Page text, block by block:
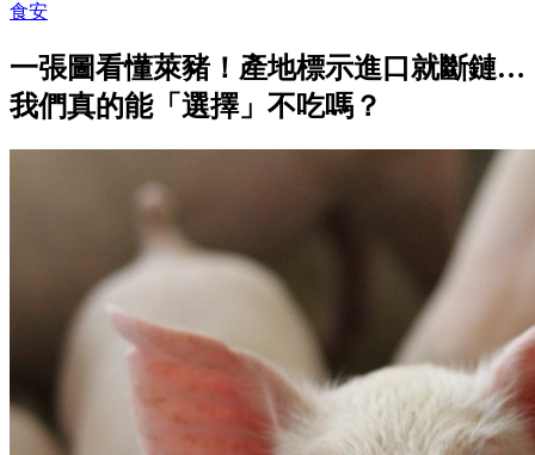
食安
一張圖看懂萊豬！產地標示進口就斷鏈…
我們真的能「選擇」不吃嗎？